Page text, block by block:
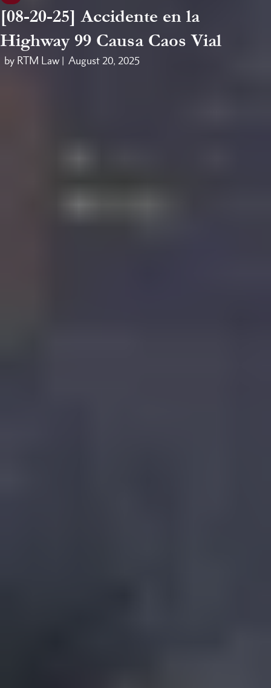
[08-20-25] Accidente en la
Highway 99 Causa Caos Vial
by RTM Law | August 20, 2025